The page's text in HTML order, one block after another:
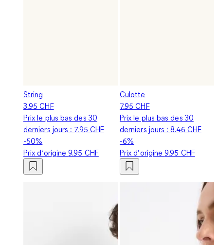
String
3.95 CHF
Prix le plus bas des 30
derniers jours : 7.95 CHF
-50%
Prix d‘origine9.95 CHF
Culotte
7.95 CHF
Prix le plus bas des 30
derniers jours :8.46 CHF
-6%
Prix d‘origine9.95 CHF